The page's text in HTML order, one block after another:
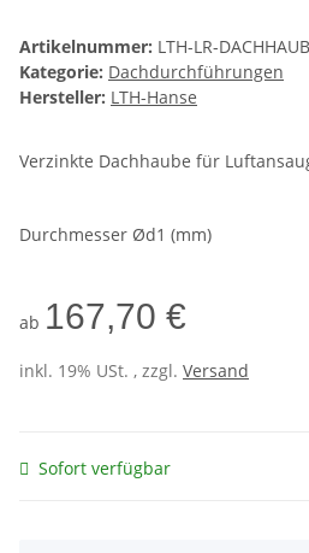
Artikelnummer: LTH-LR-
Kategorie: Dachdurchführungen
Hersteller: LTH-Hanse
Verzinkte Dachhaube für
Durchmesser Ød1 (mm)
ab 167,70 €
inkl. 19% USt. , zzgl. Versand
Sofort verfügbar